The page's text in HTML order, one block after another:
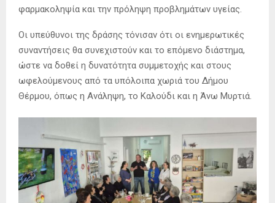
φαρμακοληψία και την πρόληψη προβλημάτων υγείας.
Οι υπεύθυνοι της δράσης τόνισαν ότι οι ενημερωτικές
συναντήσεις θα συνεχιστούν και το επόμενο διάστημα,
ώστε να δοθεί η δυνατότητα συμμετοχής και στους
ωφελούμενους από τα υπόλοιπα χωριά του Δήμου
Θέρμου, όπως η Ανάληψη, το Καλούδι και η Άνω Μυρτιά.